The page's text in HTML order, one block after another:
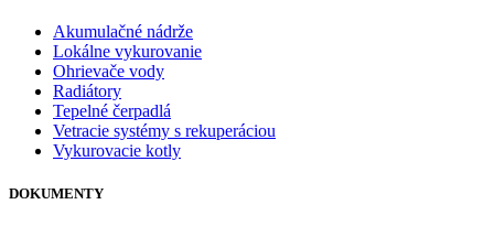
Akumulačné nádrže
Lokálne vykurovanie
Ohrievače vody
Radiátory
Tepelné čerpadlá
Vetracie systémy s rekuperáciou
Vykurovacie kotly
DOKUMENTY